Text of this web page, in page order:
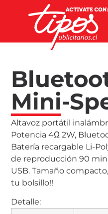
Mini-
Altavoz portátil
Potencia 4Ω 2W,
Batería recargable Li-
de reproducción 90
USB. Tamaño
tu bolsillo!!
Detalle: